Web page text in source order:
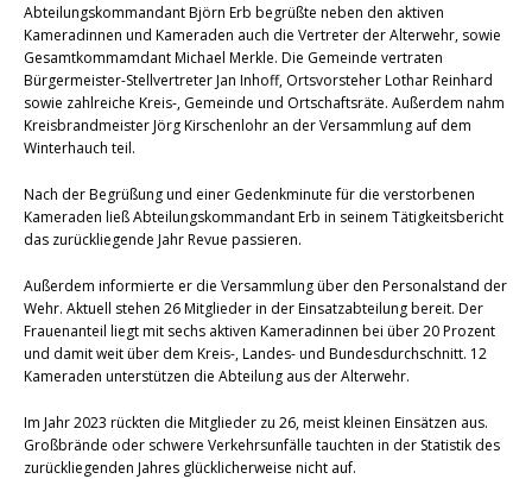
Abteilungskommandant Björn Erb begrüßte neben den aktiven
Kameradinnen und Kameraden auch die Vertreter der Alterwehr, sowie
Gesamtkommamdant Michael Merkle. Die Gemeinde vertraten
Bürgermeister-Stellvertreter Jan Inhoff, Ortsvorsteher Lothar Reinhard
sowie zahlreiche Kreis-, Gemeinde und Ortschaftsräte. Außerdem nahm
Kreisbrandmeister Jörg Kirschenlohr an der Versammlung auf dem
Winterhauch teil.
Nach der Begrüßung und einer Gedenkminute für die verstorbenen
Kameraden ließ Abteilungskommandant Erb in seinem Tätigkeitsbericht
das zurückliegende Jahr Revue passieren.
Außerdem informierte er die Versammlung über den Personalstand der
Wehr. Aktuell stehen 26 Mitglieder in der Einsatzabteilung bereit. Der
Frauenanteil liegt mit sechs aktiven Kameradinnen bei über 20 Prozent
und damit weit über dem Kreis-, Landes- und Bundesdurchschnitt. 12
Kameraden unterstützen die Abteilung aus der Alterwehr.
Im Jahr 2023 rückten die Mitglieder zu 26, meist kleinen Einsätzen aus.
Großbrände oder schwere Verkehrsunfälle tauchten in der Statistik des
zurückliegenden Jahres glücklicherweise nicht auf.